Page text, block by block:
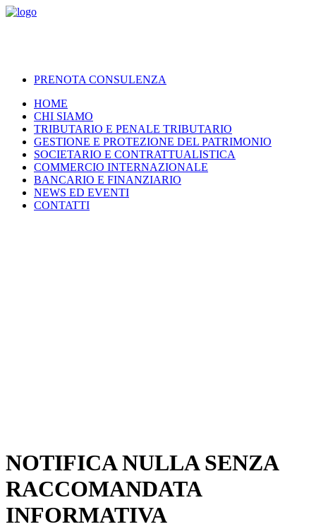
PRENOTA CONSULENZA
HOME
CHI SIAMO
TRIBUTARIO E PENALE TRIBUTARIO
GESTIONE E PROTEZIONE DEL PATRIMONIO
SOCIETARIO E CONTRATTUALISTICA
COMMERCIO INTERNAZIONALE
BANCARIO E FINANZIARIO
NEWS ED EVENTI
CONTATTI
NOTIFICA NULLA SENZA
RACCOMANDATA
INFORMATIVA